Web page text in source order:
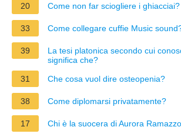
20 Come non far sciogliere i ghiacciai?
33 Come collegare cuffie Music
39
La tesi platonica secondo cui
significa che?
31
Che cosa vuol dire osteopenia?
38 Come diplomarsi privatamente?
17 Chi è la suocera di Aurora